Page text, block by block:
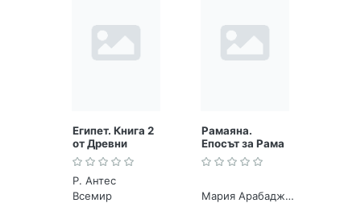
Египет. Книга 2
от Древни
митологии
Р. Антес
Всемир
Рамаяна.
Епосът за Рама
Мария Арабаджиева